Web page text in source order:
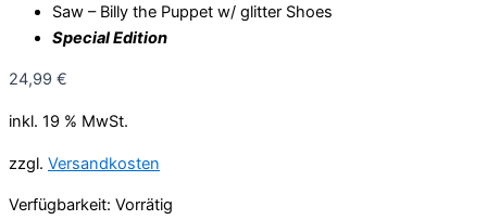
Saw – Billy the Puppet w/ glitter Shoes
Special Edition
24,99 €
inkl. 19 % MwSt.
zzgl. Versandkosten
Verfügbarkeit: Vorrätig